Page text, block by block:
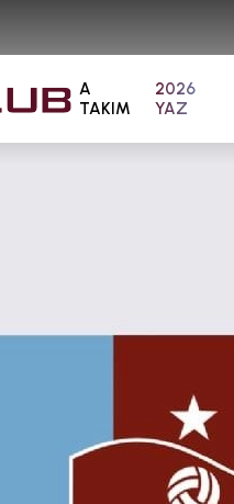
A
TAKIM
2026
YAZ